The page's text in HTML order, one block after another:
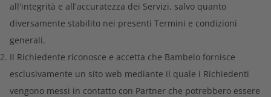
all'integrità e all'accuratezza dei Servizi, salvo quanto
diversamente stabilito nei presenti Termini e condizioni
generali.
Il Richiedente riconosce e accetta che Bambelo fornisce
esclusivamente un sito web mediante il quale i Richiedenti
vengono messi in contatto con Partner che potrebbero essere